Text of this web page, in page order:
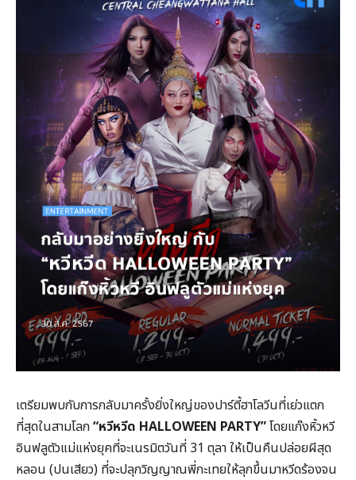
เตรียมพบกับการกลับมาครั้งยิ่งใหญ่ของปาร์ตี้ฮาโลวีนที่เย่วแตก
ที่สุดในสามโลก“หวีหวีด HALLOWEEN PARTY”โดยแก๊งหิ้วหวี
อินฟลูตัวแม่แห่งยุคที่จะเนรมิตวันที่ 31 ตุลา ให้เป็นคืนปล่อยผีสุด
หลอน (ปนเสียว) ที่จะปลุกวิญญาณพี่กะเทยให้ลุกขึ้นมาหวีดร้องจน